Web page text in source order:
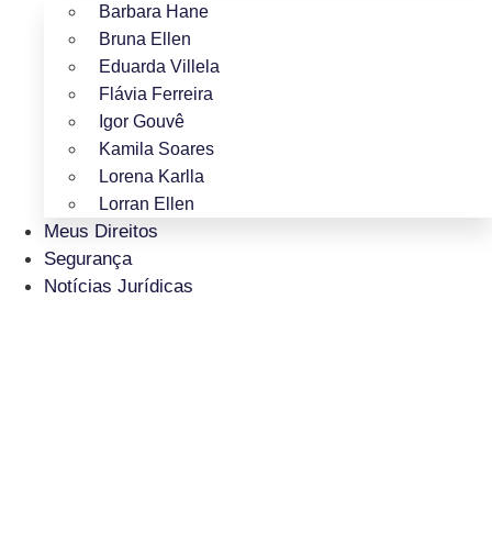
Barbara Hane
Bruna Ellen
Eduarda Villela
Flávia Ferreira
Igor Gouvê
Kamila Soares
Lorena Karlla
Lorran Ellen
Meus Direitos
Segurança
Notícias Jurídicas